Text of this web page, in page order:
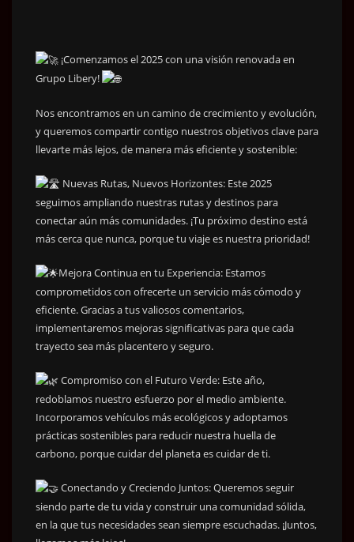
¡Comenzamos el 2025 con una visión renovada en
Grupo Libery!
Nos encontramos en un camino de crecimiento y evolución,
y queremos compartir contigo nuestros objetivos clave para
llevarte más lejos, de manera más eficiente y sostenible:
Nuevas Rutas, Nuevos Horizontes: Este 2025
seguimos ampliando nuestras rutas y destinos para
conectar aún más comunidades. ¡Tu próximo destino está
más cerca que nunca, porque tu viaje es nuestra prioridad!
Mejora Continua en tu Experiencia: Estamos
comprometidos con ofrecerte un servicio más cómodo y
eficiente. Gracias a tus valiosos comentarios,
implementaremos mejoras significativas para que cada
trayecto sea más placentero y seguro.
Compromiso con el Futuro Verde: Este año,
redoblamos nuestro esfuerzo por el medio ambiente.
Incorporamos vehículos más ecológicos y adoptamos
prácticas sostenibles para reducir nuestra huella de
carbono, porque cuidar del planeta es cuidar de ti.
Conectando y Creciendo Juntos: Queremos seguir
siendo parte de tu vida y construir una comunidad sólida,
en la que tus necesidades sean siempre escuchadas. ¡Juntos,